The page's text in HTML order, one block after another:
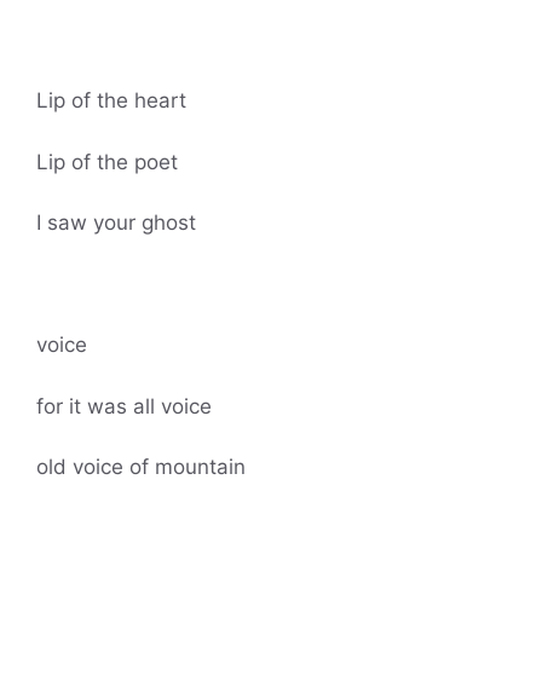
Lip of the heart
Lip of the poet
I saw your ghost
voice
for it was all voice
old voice of mountain